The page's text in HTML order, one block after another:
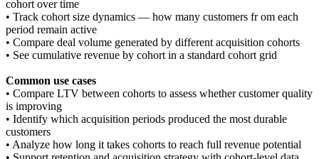
cohort over time
• Track cohort size dynamics — how many customers fr om each
period remain active
• Compare deal volume generated by different acquisition cohorts
• See cumulative revenue by cohort in a standard cohort grid
Common use cases
• Compare LTV between cohorts to assess whether customer quality
is improving
• Identify which acquisition periods produced the most durable
customers
• Analyze how long it takes cohorts to reach full revenue potential